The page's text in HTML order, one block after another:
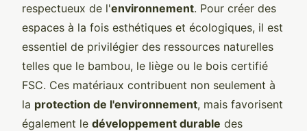
respectueux de l'environnement. Pour créer des
espaces à la fois esthétiques et écologiques, il est
essentiel de privilégier des ressources naturelles
telles que le bambou, le liège ou le bois certifié
FSC. Ces matériaux contribuent non seulement à
la protection de l'environnement, mais favorisent
également le développement durable des